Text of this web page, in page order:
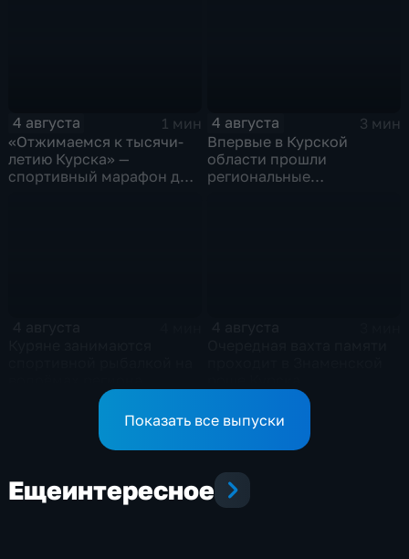
4 августа
1 мин
«Отжимаемся к тысячи-
летию Курска» —
спортивный марафон для
4 августа
3 мин
Впервые в Курской
области прошли
региональные
Показать все выпуски
Ещеинтересное